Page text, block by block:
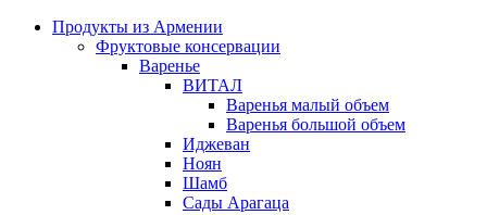
Продукты из Армении
Фруктовые консервации
Варенье
ВИТАЛ
Варенья малый объем
Варенья большой объем
Иджеван
Ноян
Шамб
Сады Арагаца